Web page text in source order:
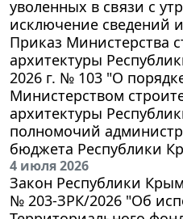
уволенных в связи с
исключение сведений
Приказ Министерства
архитектуры
2026 г. № 103 "О
Министерством
архитектуры
полномочий
бюджета Республики
4 июля 2026
Закон Республики
№ 203-ЗРК/2026 "Об